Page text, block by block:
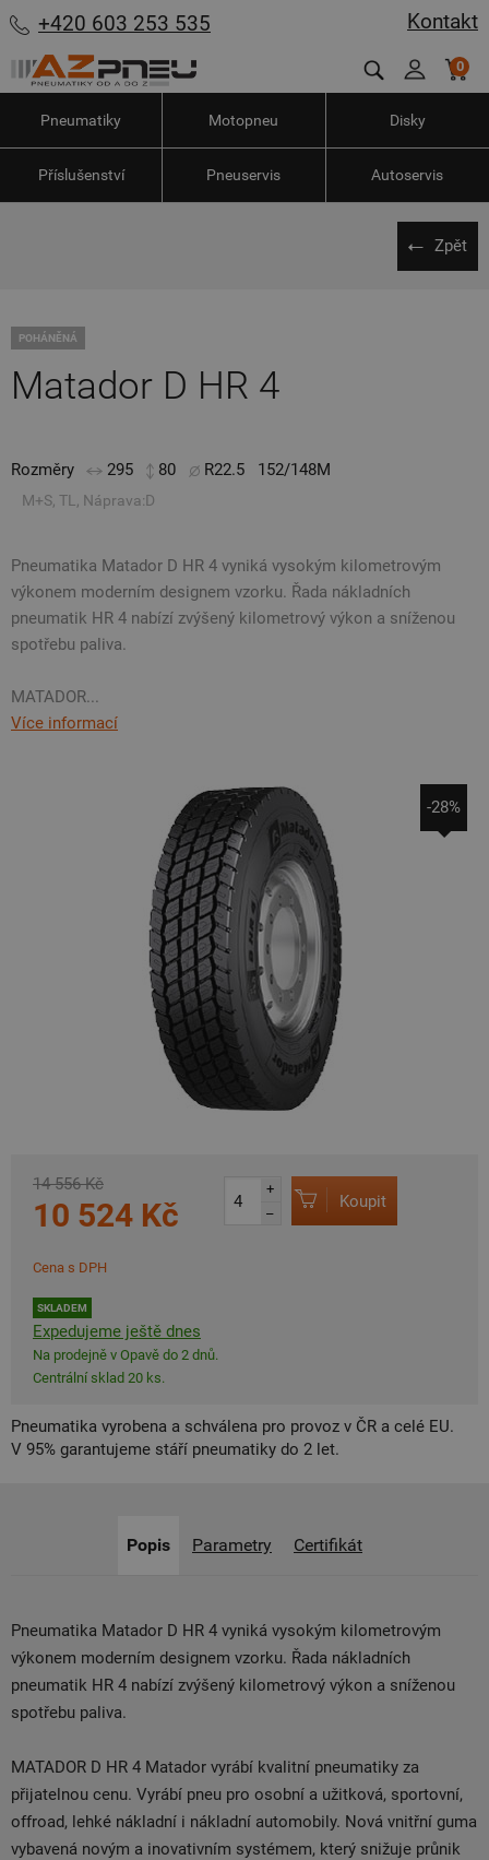
Kontakt
+420 603 253 535
0
Pneumatiky Motopneu Disky
Příslušenství Pneuservis Autoservis
Zpět
POHÁNĚNÁ
Matador D HR 4
Rozměry 295 80 R22.5 152/148M
M+S, TL, Náprava:D
Pneumatika Matador D HR 4 vyniká vysokým kilometrovým
výkonem moderním designem vzorku. Řada nákladních
pneumatik HR 4 nabízí zvýšený kilometrový výkon a sníženou
spotřebu paliva.
MATADOR...
Více informací
-28%
14 556 Kč
10 524 Kč
Cena s DPH
SKLADEM
Expedujeme ještě dnes
Na prodejně v Opavě do 2 dnů.
Centrální sklad 20 ks.
+
–
Koupit
Pneumatika vyrobena a schválena pro provoz v ČR a celé EU.
V 95% garantujeme stáří pneumatiky do 2 let.
Popis Parametry Certifikát
Pneumatika Matador D HR 4 vyniká vysokým kilometrovým
výkonem moderním designem vzorku. Řada nákladních
pneumatik HR 4 nabízí zvýšený kilometrový výkon a sníženou
spotřebu paliva.
MATADOR D HR 4 Matador vyrábí kvalitní pneumatiky za
přijatelnou cenu. Vyrábí pneu pro osobní a užitková, sportovní,
offroad, lehké nákladní i nákladní automobily. Nová vnitřní guma
vybavená novým a inovativním systémem, který snižuje průnik